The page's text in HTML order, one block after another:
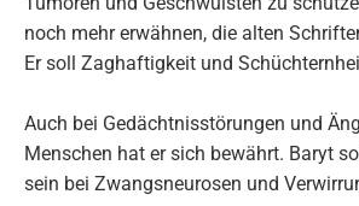
noch mehr erwähnen, die alten
Er soll Zaghaftigkeit und
Auch bei Gedächtnisstörungen und
Menschen hat er sich bewährt. Baryt
sein bei Zwangsneurosen und